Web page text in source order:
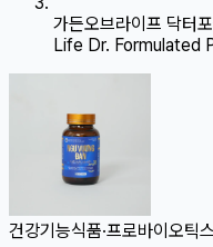
가든오브라이프 닥터
Life Dr. Formulated
건강기능식품·프로바이오틱스